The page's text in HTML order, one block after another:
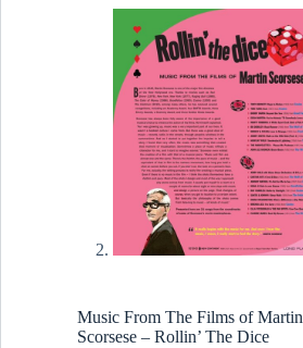
Music From The Films of Martin
Scorsese – Rollin’ The Dice